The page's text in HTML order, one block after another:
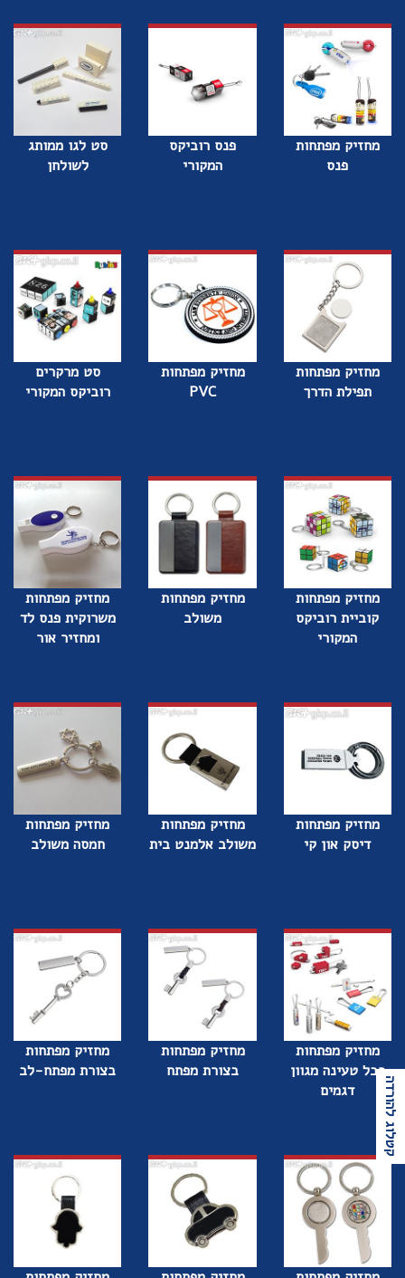
קטלוג להורדה
מחזיק מפתחות
פנס
פנס רוביקס
המקורי
סט לגו ממותג
לשולחן
מחזיק מפתחות
תפילת הדרך
מחזיק מפתחות
PVC
סט מרקרים
רוביקס המקורי
מחזיק מפתחות
קוביית רוביקס
המקורי
מחזיק מפתחות
משולב
מחזיק מפתחות
משרוקית פנס לד
ומחזיר אור
מחזיק מפתחות
דיסק און קי
מחזיק מפתחות
משולב אלמנט בית
מחזיק מפתחות
חמסה משולב
מחזיק מפתחות
כבל טעינה מגוון
דגמים
מחזיק מפתחות
בצורת מפתח
מחזיק מפתחות
בצורת מפתח-לב